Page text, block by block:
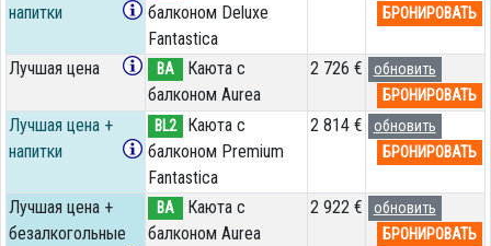
напитки
балконом Deluxe
Fantastica
БРОНИРОВАТЬ
Лучшая цена BA
Каюта с
балконом Aurea
2 726 €
обновить
БРОНИРОВАТЬ
Лучшая цена +
напитки
BL2
Каюта с
балконом Premium
Fantastica
2 814 €
обновить
БРОНИРОВАТЬ
Лучшая цена +
безалкогольные
BA
Каюта с
балконом Aurea
2 922 €
обновить
БРОНИРОВАТЬ